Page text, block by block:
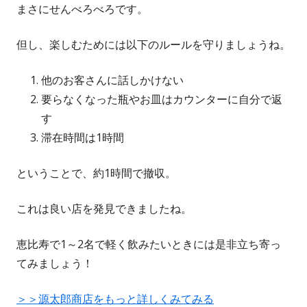
まさにせんべろべろです。
但し、楽しむためには以下のルールを守りましょうね。
他のお客さんに話しかけない
要らなくなった瓶やお皿はカウンターに自分で返
す
滞在時間は1時間
ということで、約1時間で撤収。
これは良い店を発見できましたね。
恵比寿で1～2名で軽く飲みたいときには是非立ち寄っ
てみましょう！
＞＞源太郎商店をもっと詳しくみてみる